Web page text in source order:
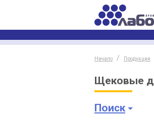
Начало Продукция
Щековые
Поиск